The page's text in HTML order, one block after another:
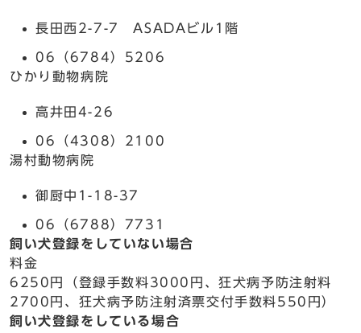
長田西2-7-7 ASADAビル1階
06（6784）5206
ひかり動物病院
高井田4-26
06（4308）2100
湯村動物病院
御厨中1-18-37
06（6788）7731
飼い犬登録をしていない場合
料金
6250円（登録手数料3000円、狂犬病予防注射料
2700円、狂犬病予防注射済票交付手数料550円）
飼い犬登録をしている場合